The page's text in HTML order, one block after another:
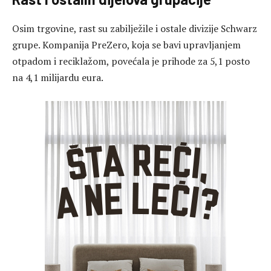
Osim trgovine, rast su zabilježile i ostale divizije Schwarz
grupe. Kompanija PreZero, koja se bavi upravljanjem
otpadom i reciklažom, povećala je prihode za 5,1 posto
na 4,1 milijardu eura.